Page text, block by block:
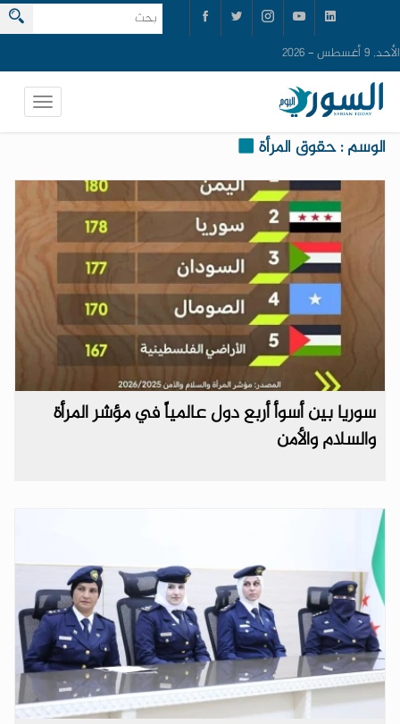
الأحد, 9 أغسطس - 2026
الوسم : حقوق المرأة
سوريا بين أسوأ أربع دول عالمياً في مؤشر المرأة
والسلام والأمن